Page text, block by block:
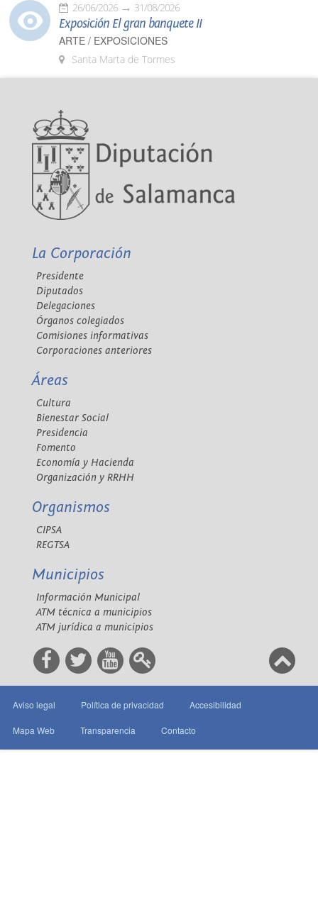
26/06/2026 31/08/2026
Exposición El gran banquete II
ARTE / EXPOSICIONES
Santa Marta de Tormes
La Corporación
Presidente
Diputados
Delegaciones
Órganos colegiados
Comisiones informativas
Corporaciones anteriores
Áreas
Cultura
Bienestar Social
Presidencia
Fomento
Economía y Hacienda
Organización y RRHH
Organismos
CIPSA
REGTSA
Municipios
Información Municipal
ATM técnica a municipios
ATM jurídica a municipios
Aviso legal Política de privacidad Accesibilidad
Mapa Web Transparencia Contacto